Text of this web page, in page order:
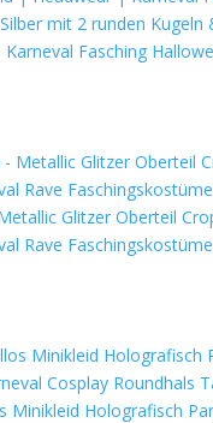
mit 2 runden
Fasching
Glitzer Oberteil
Rave
Minikleid Holografisch